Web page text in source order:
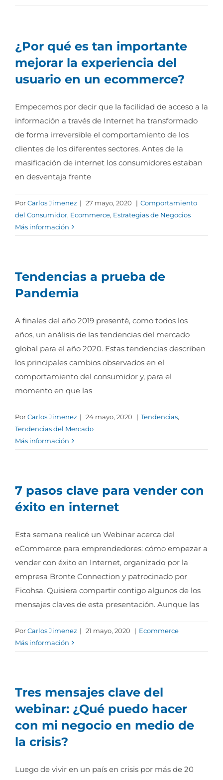
¿Por qué es tan importante
mejorar la experiencia del
usuario en un ecommerce?
Empecemos por decir que la facilidad de acceso a la
información a través de Internet ha transformado
de forma irreversible el comportamiento de los
clientes de los diferentes sectores. Antes de la
masificación de internet los consumidores estaban
en desventaja frente
PorCarlos Jimenez | 27 mayo, 2020 | Comportamiento
del Consumidor, Ecommerce, Estrategias de Negocios
Más información
Tendencias a prueba de
Pandemia
A finales del año 2019 presenté, como todos los
años, un análisis de las tendencias del mercado
global para el año 2020. Estas tendencias describen
los principales cambios observados en el
comportamiento del consumidor y, para el
momento en que las
PorCarlos Jimenez | 24 mayo, 2020 | Tendencias,
Tendencias del Mercado
Más información
7 pasos clave para vender con
éxito en internet
Esta semana realicé un Webinar acerca del
eCommerce para emprendedores: cómo empezar a
vender con éxito en Internet, organizado por la
empresa Bronte Connection y patrocinado por
Ficohsa. Quisiera compartir contigo algunos de los
mensajes claves de esta presentación. Aunque las
PorCarlos Jimenez | 21 mayo, 2020 | Ecommerce
Más información
Tres mensajes clave del
webinar: ¿Qué puedo hacer
con mi negocio en medio de
la crisis?
Luego de vivir en un país en crisis por más de 20